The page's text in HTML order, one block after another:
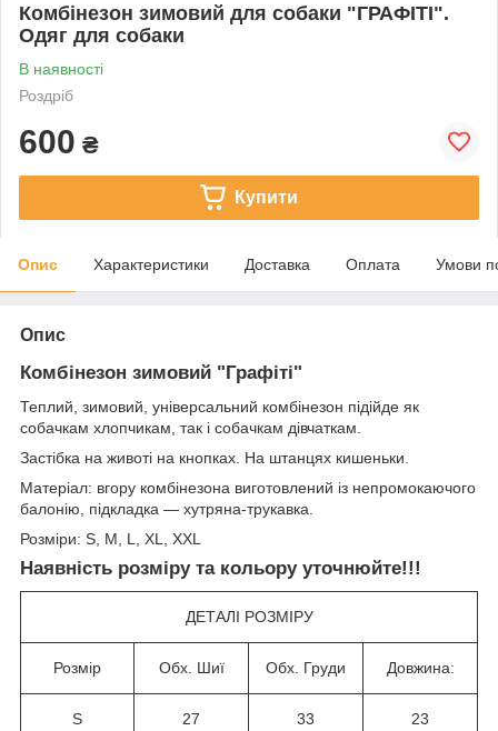
Комбінезон зимовий для собаки "ГРАФІТІ".
Одяг для собаки
В наявності
Роздріб
600 ₴
Купити
Опис Характеристики Доставка Оплата Умови
Опис
Комбінезон зимовий "Графіті"
Теплий, зимовий, універсальний комбінезон підійде як
собачкам хлопчикам, так і собачкам дівчаткам.
Застібка на животі на кнопках. На штанцях кишеньки.
Матеріал: вгору комбінезона виготовлений із непромокаючого
балонію, підкладка — хутряна-трукавка.
Розміри: S, M, L, XL, XXL
Наявність розміру та кольору уточнюйте!!!
ДЕТАЛІ РОЗМІРУ
Розмір Обх. Шиї Обх. Груди Довжина:
S 27 33 23